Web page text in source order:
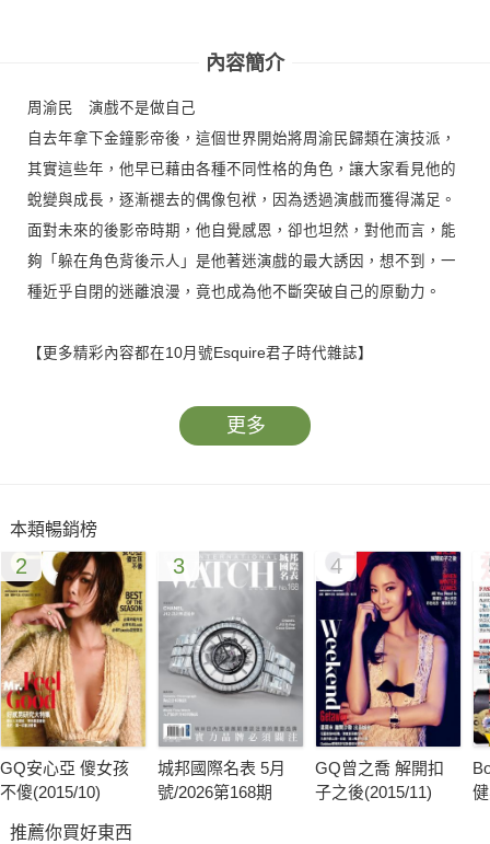
內容簡介
周渝民 演戲不是做自己
自去年拿下金鐘影帝後，這個世界開始將周渝民歸類在演技派，
其實這些年，他早已藉由各種不同性格的角色，讓大家看見他的
蛻變與成長，逐漸褪去的偶像包袱，因為透過演戲而獲得滿足。
面對未來的後影帝時期，他自覺感恩，卻也坦然，對他而言，能
夠「躲在角色背後示人」是他著迷演戲的最大誘因，想不到，一
種近乎自閉的迷離浪漫，竟也成為他不斷突破自己的原動力。
【更多精彩內容都在10月號Esquire君子時代雜誌】
更多
本類暢銷榜
2
GQ安心亞 傻女孩
不傻(2015/10)
3
城邦國際名表 5月
號/2026第168期
4
GQ曾之喬 解開扣
子之後(2015/11)
推薦你買好東西